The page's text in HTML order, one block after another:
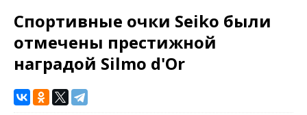
Спортивные очки Seiko были
отмечены престижной
наградой Silmo d'Or